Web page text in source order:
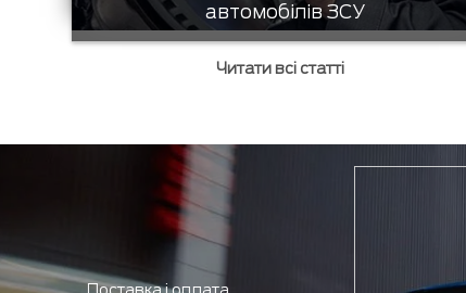
автомобілів ЗСУ
Читати всі статті